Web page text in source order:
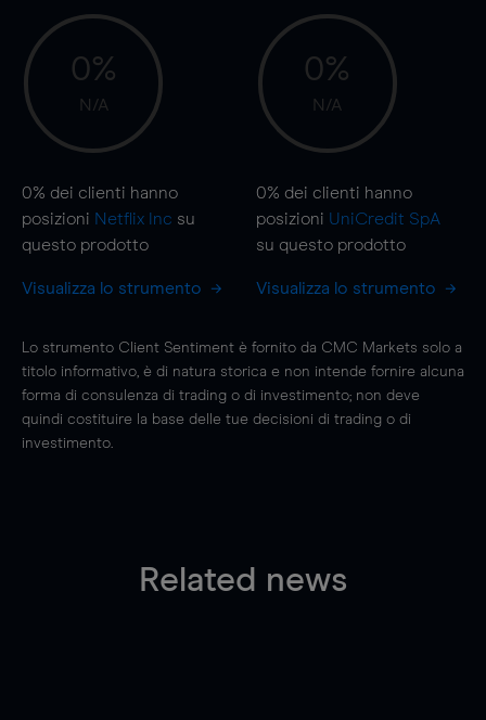
0%
N/A
0% dei clienti hanno
posizioni Netflix Inc su
questo prodotto
Visualizza lo strumento
0%
N/A
0% dei clienti hanno
posizioni UniCredit SpA
su questo prodotto
Visualizza lo strumento
Lo strumento Client Sentiment è fornito da CMC Markets solo a
titolo informativo, è di natura storica e non intende fornire alcuna
forma di consulenza di trading o di investimento; non deve
quindi costituire la base delle tue decisioni di trading o di
investimento.
Related news